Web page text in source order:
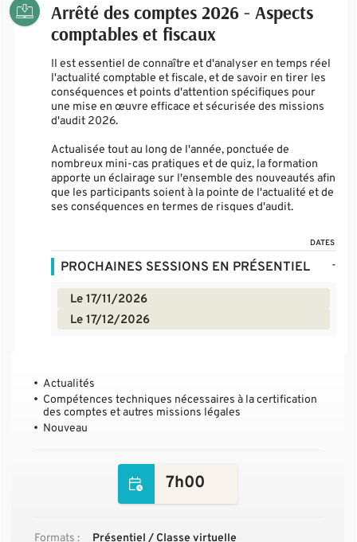
Arrêté des comptes 2026 - Aspects
comptables et fiscaux
Il est essentiel de connaître et d'analyser en temps réel
l'actualité comptable et fiscale, et de savoir en tirer les
conséquences et points d'attention spécifiques pour
une mise en œuvre efficace et sécurisée des missions
d'audit 2026.
Actualisée tout au long de l'année, ponctuée de
nombreux mini-cas pratiques et de quiz, la formation
apporte un éclairage sur l'ensemble des nouveautés afin
que les participants soient à la pointe de l'actualité et de
ses conséquences en termes de risques d'audit.
DATES
PROCHAINES SESSIONS EN PRÉSENTIEL -
Le 17/11/2026
Le 17/12/2026
Actualités
Compétences techniques nécessaires à la certification
des comptes et autres missions légales
Nouveau
7h00
Formats : Présentiel / Classe virtuelle